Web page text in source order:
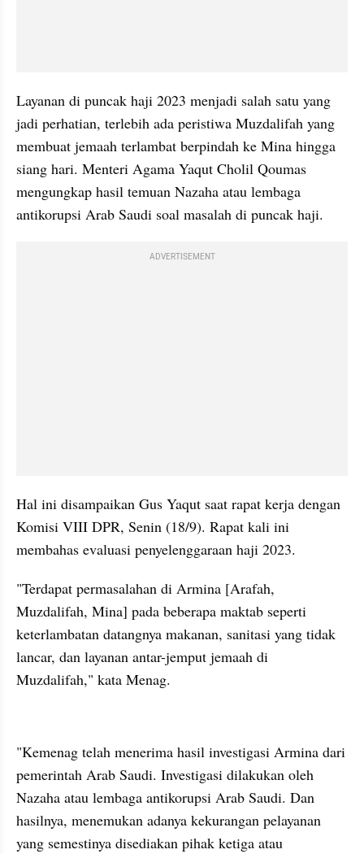
Layanan di puncak haji 2023 menjadi salah satu yang
jadi perhatian, terlebih ada peristiwa Muzdalifah yang
membuat jemaah terlambat berpindah ke Mina hingga
siang hari. Menteri Agama Yaqut Cholil Qoumas
mengungkap hasil temuan Nazaha atau lembaga
antikorupsi Arab Saudi soal masalah di puncak haji.
ADVERTISEMENT
Hal ini disampaikan Gus Yaqut saat rapat kerja dengan
Komisi VIII DPR, Senin (18/9). Rapat kali ini
membahas evaluasi penyelenggaraan haji 2023.
"Terdapat permasalahan di Armina [Arafah,
Muzdalifah, Mina] pada beberapa maktab seperti
keterlambatan datangnya makanan, sanitasi yang tidak
lancar, dan layanan antar-jemput jemaah di
Muzdalifah," kata Menag.
"Kemenag telah menerima hasil investigasi Armina dari
pemerintah Arab Saudi. Investigasi dilakukan oleh
Nazaha atau lembaga antikorupsi Arab Saudi. Dan
hasilnya, menemukan adanya kekurangan pelayanan
yang semestinya disediakan pihak ketiga atau